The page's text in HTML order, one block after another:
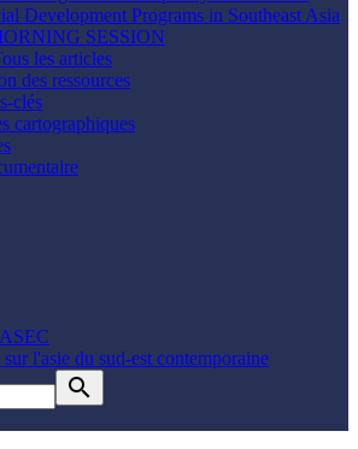
Development Programs in Southeast Asia
SESSION
les articles
des ressources
clés
cartographiques